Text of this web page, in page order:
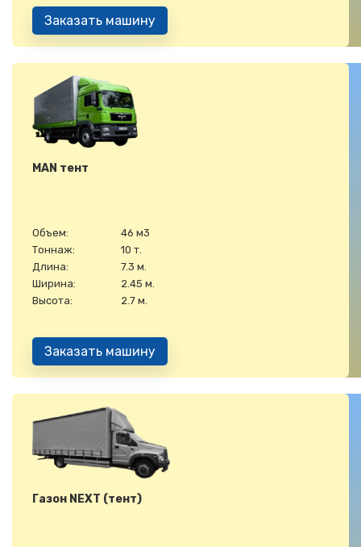
Заказать машину
MAN тент
Объем:
46 м3
Тоннаж:
10 т.
Длина:
7.3 м.
Ширина:
2.45 м.
Высота:
2.7 м.
Заказать машину
Газон NEXT (тент)